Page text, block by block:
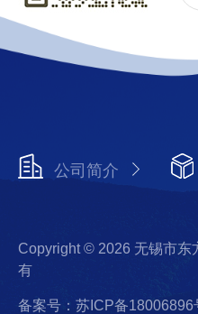
公司简介
Copyright © 2026 无锡市东
有
备案号：苏ICP备18006896